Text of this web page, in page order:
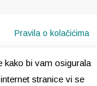
Pravila o kolačićima
kako bi vam osigurala
stranice vi se
· Hladna Istina